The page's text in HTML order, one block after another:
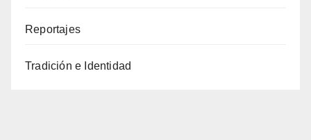
Reportajes
Tradición e Identidad